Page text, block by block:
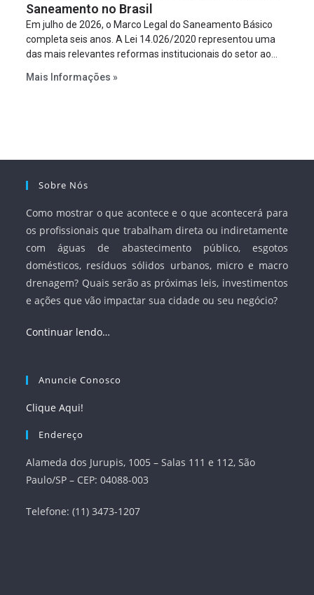
Saneamento no Brasil
Em julho de 2026, o Marco Legal do Saneamento Básico
completa seis anos. A Lei 14.026/2020 representou uma
das mais relevantes reformas institucionais do setor ao
serviços, ampliar a participação da iniciativa privada,
Mais Informações »
Sobre Nós
Como mostrar o que acontece e o que acontecerá para
os profissionais que trabalham direta ou indiretamente
com águas de abastecimento público, esgotos
domésticos, resíduos sólidos urbanos, micro e macro
drenagem? Quais serão as próximas leis, investimentos
e ações que vão impactar sua cidade ou seu negócio?
Continuar lendo…
Anuncie Conosco
Clique Aqui!
Endereço
Alameda dos Jurupis, 1005 – Salas 111 e 112, São
Paulo/SP – CEP: 04088-003
Telefone: (11) 3473-1207